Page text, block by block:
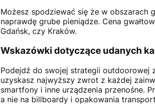
Możesz spodziewać się że w obszarach
naprawdę grube pieniądze. Cena
Gdańsk, czy Kraków.
Wskazówki dotyczące udanych
Podejdź do swojej strategii outdoorowej
uzyskasz najwyższy zwrot z każdej
smartfony i inne urządzenia przenośne.
a nie na billboardy i opakowania